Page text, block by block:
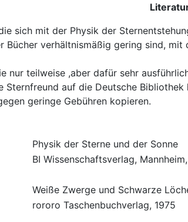
sich mit der Physik der
Bücher verhältnismäßig gering sind,
nur teilweise ,aber dafür sehr
Sternfreund auf die Deutsche
geringe Gebühren kopieren.
Physik der Sterne und der Sonne
BI Wissenschaftsverlag,
Weiße Zwerge und Schwarze
rororo Taschenbuchverlag, 1975